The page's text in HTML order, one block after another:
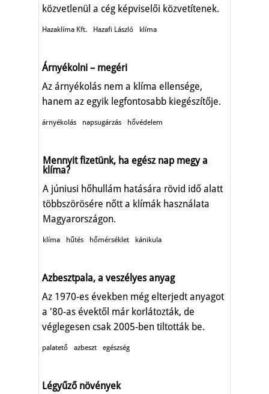
közvetlenül a cég képviselői közvetítenek.
Hazaklíma Kft. Hazafi László klíma
Árnyékolni – megéri
Az árnyékolás nem a klíma ellensége,
hanem az egyik legfontosabb kiegészítője.
árnyékolás napsugárzás hővédelem
Mennyit fizetünk, ha egész nap megy a
klíma?
A júniusi hőhullám hatására rövid idő alatt
többszörösére nőtt a klímák használata
Magyarországon.
klíma hűtés hőmérséklet kánikula
Azbesztpala, a veszélyes anyag
Az 1970-es években még elterjedt anyagot
a '80-as évektől már korlátozták, de
véglegesen csak 2005-ben tiltották be.
palatető azbeszt egészség
Légyűző növények